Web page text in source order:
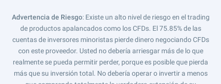
Advertencia de Riesgo: Existe un alto nivel de riesgo en el trading
de productos apalancados como los CFDs. El 75.85% de las
cuentas de inversores minoristas pierde dinero negociando CFDs
con este proveedor. Usted no debería arriesgar más de lo que
realmente se pueda permitir perder, porque es posible que pierda
más que su inversión total. No debería operar o invertir a menos